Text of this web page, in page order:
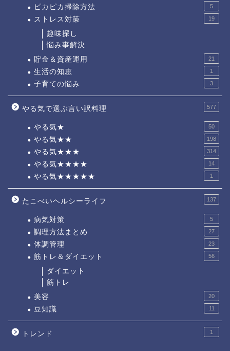
ピカピカ掃除方法 5
ストレス対策 19
趣味探し
悩み事解決
貯金＆資産運用
21
生活の知恵 1
子育ての悩み 3
やる気で選ぶ言い訳料理 577
やる気★ 50
やる気★★ 198
やる気★★★ 314
やる気★★★★ 14
やる気★★★★★ 1
たこべいヘルシーライフ 137
病気対策 5
調理方法まとめ 27
体調管理 23
筋トレ＆ダイエット 56
ダイエット
筋トレ
美容
20
豆知識 11
トレンド 1